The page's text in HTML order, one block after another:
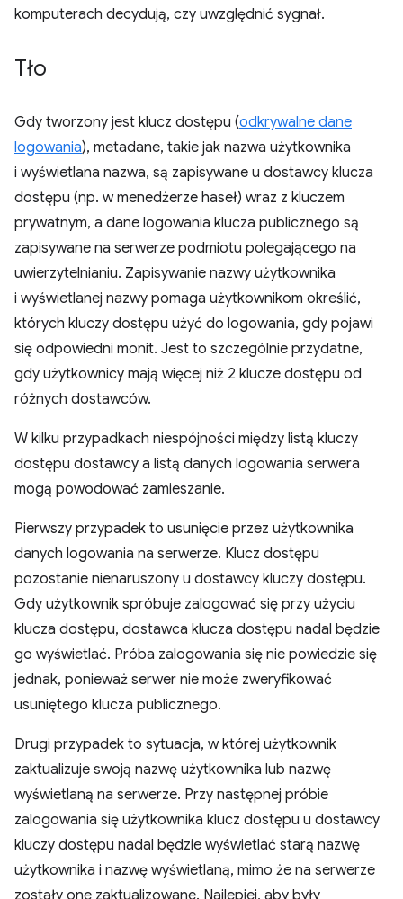
komputerach decydują, czy uwzględnić sygnał.
Tło
Gdy tworzony jest klucz dostępu (odkrywalne dane
logowania), metadane, takie jak nazwa użytkownika
i wyświetlana nazwa, są zapisywane u dostawcy klucza
dostępu (np. w menedżerze haseł) wraz z kluczem
prywatnym, a dane logowania klucza publicznego są
zapisywane na serwerze podmiotu polegającego na
uwierzytelnianiu. Zapisywanie nazwy użytkownika
i wyświetlanej nazwy pomaga użytkownikom określić,
których kluczy dostępu użyć do logowania, gdy pojawi
się odpowiedni monit. Jest to szczególnie przydatne,
gdy użytkownicy mają więcej niż 2 klucze dostępu od
różnych dostawców.
W kilku przypadkach niespójności między listą kluczy
dostępu dostawcy a listą danych logowania serwera
mogą powodować zamieszanie.
Pierwszy przypadek to usunięcie przez użytkownika
danych logowania na serwerze. Klucz dostępu
pozostanie nienaruszony u dostawcy kluczy dostępu.
Gdy użytkownik spróbuje zalogować się przy użyciu
klucza dostępu, dostawca klucza dostępu nadal będzie
go wyświetlać. Próba zalogowania się nie powiedzie się
jednak, ponieważ serwer nie może zweryfikować
usuniętego klucza publicznego.
Drugi przypadek to sytuacja, w której użytkownik
zaktualizuje swoją nazwę użytkownika lub nazwę
wyświetlaną na serwerze. Przy następnej próbie
zalogowania się użytkownika klucz dostępu u dostawcy
kluczy dostępu nadal będzie wyświetlać starą nazwę
użytkownika i nazwę wyświetlaną, mimo że na serwerze
zostały one zaktualizowane. Najlepiej, aby były